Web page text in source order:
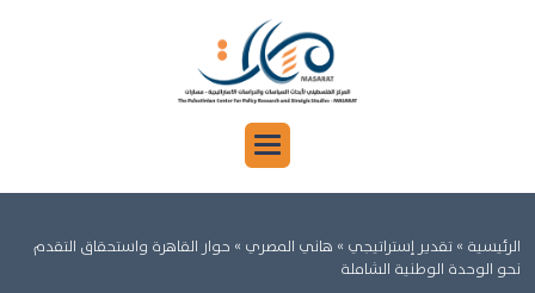
الرئيسية » تقدير إستراتيجي » هاني المصري » حوار القاهرة واستحقاق التقدم
نحو الوحدة الوطنية الشاملة